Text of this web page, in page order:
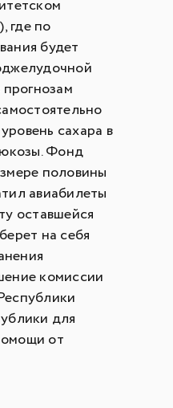
где по
будет
сахара в
Фонд
половины
авиабилеты
оставшейся
на себя
комиссии
для
от